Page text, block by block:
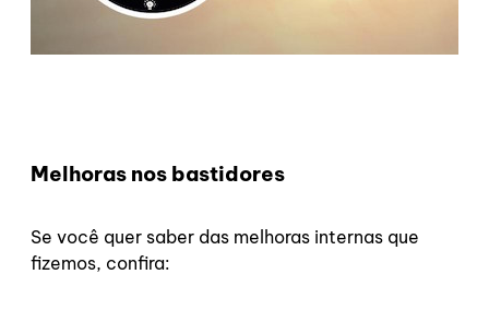
Melhoras nos bastidores
Se você quer saber das melhoras internas que
fizemos, confira: